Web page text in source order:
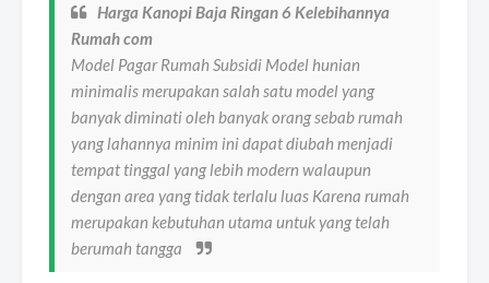
Harga Kanopi Baja Ringan 6 Kelebihannya
Rumah com
Model Pagar Rumah Subsidi Model hunian
minimalis merupakan salah satu model yang
banyak diminati oleh banyak orang sebab rumah
yang lahannya minim ini dapat diubah menjadi
tempat tinggal yang lebih modern walaupun
dengan area yang tidak terlalu luas Karena rumah
merupakan kebutuhan utama untuk yang telah
berumah tangga